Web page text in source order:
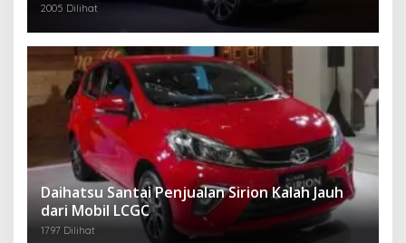
2005 Dilihat
Daihatsu Santai Penjualan Sirion Kalah Jauh
dari Mobil LCGC
1797 Dilihat